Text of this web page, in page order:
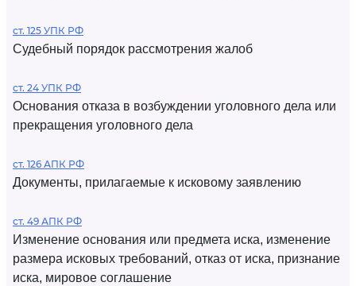
ст. 125 УПК РФ
Судебный порядок рассмотрения жалоб
ст. 24 УПК РФ
Основания отказа в возбуждении уголовного дела или
прекращения уголовного дела
ст. 126 АПК РФ
Документы, прилагаемые к исковому заявлению
ст. 49 АПК РФ
Изменение основания или предмета иска, изменение
размера исковых требований, отказ от иска, признание
иска, мировое соглашение